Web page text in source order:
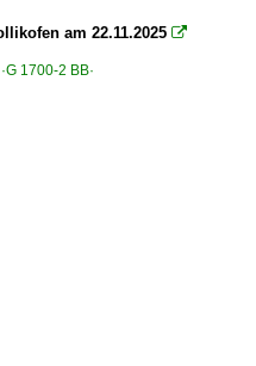
am 22.11.2025 
1700-2 BB·